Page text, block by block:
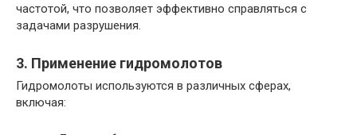
частотой, что позволяет эффективно справляться с
задачами разрушения.
3. Применение гидромолотов
Гидромолоты используются в различных сферах,
включая: